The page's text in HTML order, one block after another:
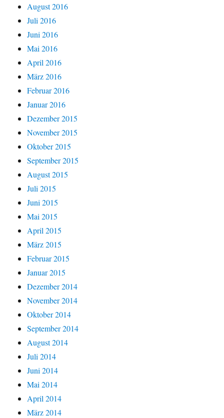
August 2016
Juli 2016
Juni 2016
Mai 2016
April 2016
März 2016
Februar 2016
Januar 2016
Dezember 2015
November 2015
Oktober 2015
September 2015
August 2015
Juli 2015
Juni 2015
Mai 2015
April 2015
März 2015
Februar 2015
Januar 2015
Dezember 2014
November 2014
Oktober 2014
September 2014
August 2014
Juli 2014
Juni 2014
Mai 2014
April 2014
März 2014